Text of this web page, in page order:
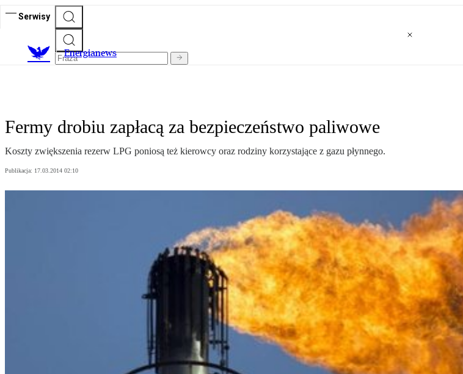
Serwisy
Energianews
Fermy drobiu zapłacą za bezpieczeństwo paliwowe
Koszty zwiększenia rezerw LPG poniosą też kierowcy oraz rodziny korzystające z gazu płynnego.
Publikacja: 17.03.2014 02:10